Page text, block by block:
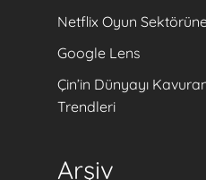
Netflix Oyun
Google Lens
Çin’in Dünyayı
Trendleri
Arşiv